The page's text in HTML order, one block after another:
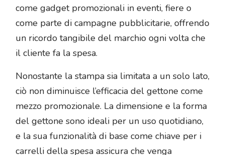
come gadget promozionali in eventi, fiere o
come parte di campagne pubblicitarie, offrendo
un ricordo tangibile del marchio ogni volta che
il cliente fa la spesa.
Nonostante la stampa sia limitata a un solo lato,
ciò non diminuisce l’efficacia del gettone come
mezzo promozionale. La dimensione e la forma
del gettone sono ideali per un uso quotidiano,
e la sua funzionalità di base come chiave per i
carrelli della spesa assicura che venga